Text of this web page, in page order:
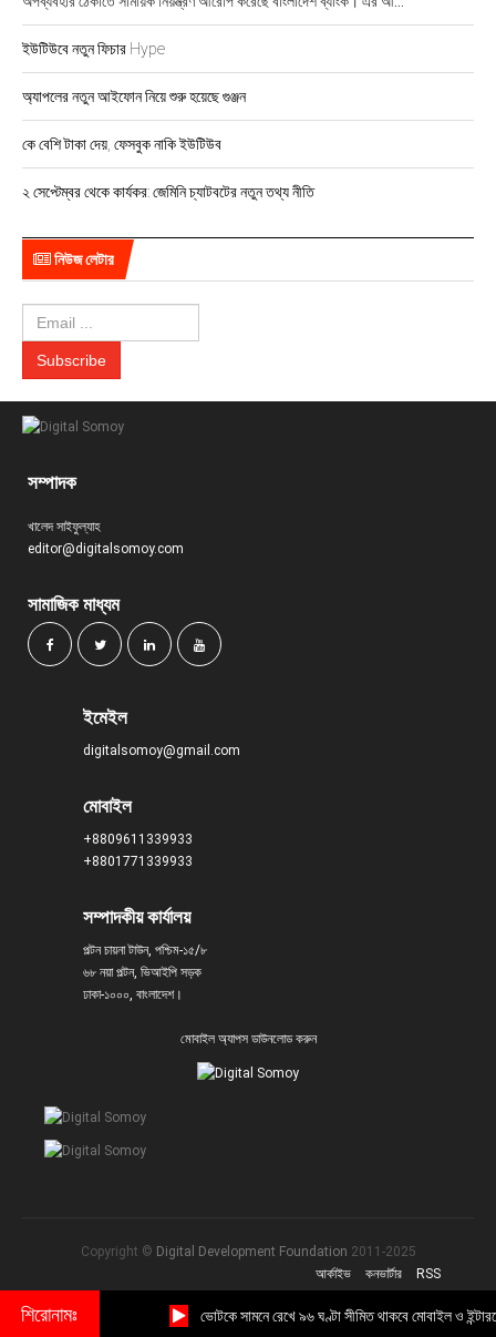
v
i
g
a
t
i
o
n
ইউটিউবে নতুন ফিচার Hype
অ্যাপলের নতুন আইফোন নিয়ে শুরু হয়েছে গুঞ্জন
কে বেশি টাকা দেয়, ফেসবুক নাকি ইউটিউব
২ সেপ্টেম্বর থেকে কার্যকর: জেমিনি চ্যাটবটের নতুন তথ্য নীতি
নিউজ লেটার
শিরোনামঃ ভোটকে সামনে রেখে ৯৬ ঘণ্টা সীমিত থাকবে মোবাইল ও ইন্টারনেট
সম্পাদক
খালেদ সাইফুল্যাহ
editor@digitalsomoy.com
সামাজিক মাধ্যম
ইমেইল
digitalsomoy@gmail.com
মোবাইল
+8809611339933
+8801771339933
সম্পাদকীয় কার্যালয়
পল্টন চায়না টাউন, পশ্চিম-১৫/৮
৬৮ নয়া পল্টন, ভিআইপি সড়ক
ঢাকা-১০০০, বাংলাদেশ।
মোবাইল অ্যাপস ডাউনলোড করুন
Copyright © Digital Development Foundation 2011-2025
আর্কাইভ
কনভার্টার RSS